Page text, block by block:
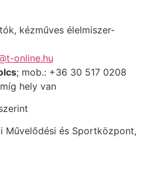
kézműves élelmiszer-
online.hu
; mob.: +36 30 517 0208
hely van
Művelődési és Sportközpont,